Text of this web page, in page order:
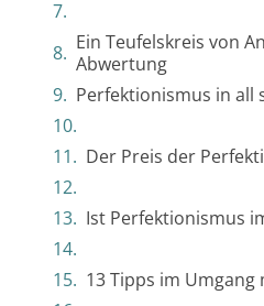
Ein Teufelskreis von
Abwertung
Perfektionismus in all
Der Preis der
Ist Perfektionismus
13 Tipps im